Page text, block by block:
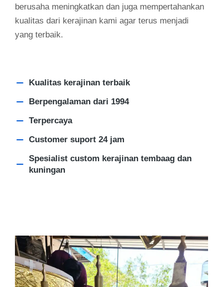
berusaha meningkatkan dan juga mempertahankan
kualitas dari kerajinan kami agar terus menjadi
yang terbaik.
Kualitas kerajinan terbaik
Berpengalaman dari 1994
Terpercaya
Customer suport 24 jam
Spesialist custom kerajinan tembaag dan
kuningan